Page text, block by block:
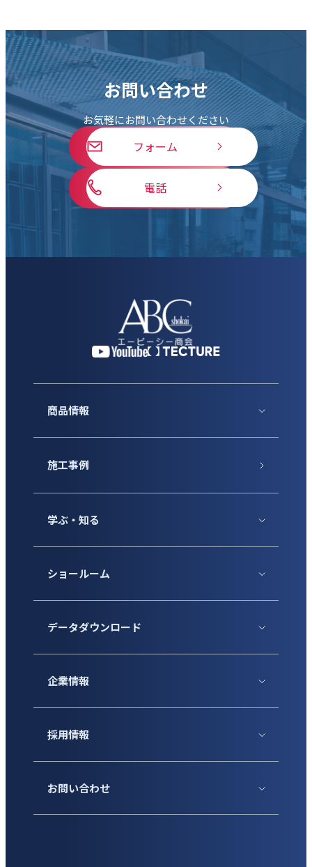
お問い合わせ
お気軽にお問い合わせください
フォーム
電話
商品情報
施工事例
学ぶ・知る
ショールーム
データダウンロード
企業情報
採用情報
お問い合わせ